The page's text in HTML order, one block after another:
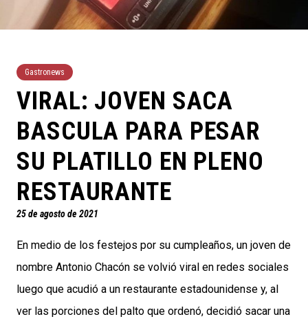
Gastronews
VIRAL: JOVEN SACA
BASCULA PARA PESAR
SU PLATILLO EN PLENO
RESTAURANTE
25 de agosto de 2021
En medio de los festejos por su cumpleaños, un joven de
nombre Antonio Chacón se volvió viral en redes sociales
luego que acudió a un restaurante estadounidense y, al
ver las porciones del palto que ordenó, decidió sacar una